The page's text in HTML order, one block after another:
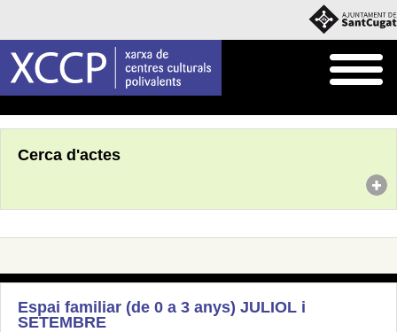
Cerca d'actes
Espai familiar (de 0 a 3 anys) JULIOL i
SETEMBRE